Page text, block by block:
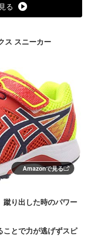
る
ス スニーカー
Amazonで見る
り出した時のパワー
ことで力が逃げずスピ